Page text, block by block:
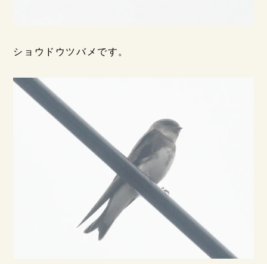
ショウドウツバメです。